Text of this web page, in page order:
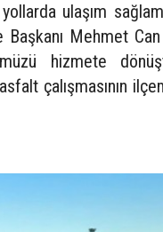
ulaşım
Başkanı Mehmet
hizmete
çalışmasının